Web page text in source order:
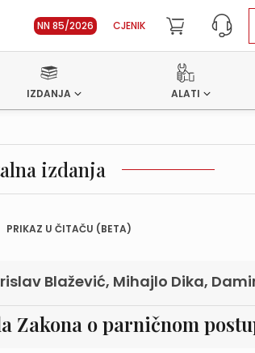
NN 85/2026 CJENIK
IZDANJA ALATI
izdanja
PRIKAZ U ČITAČU (BETA)
Blažević, Mihajlo Dika,
Zakona o parničnom